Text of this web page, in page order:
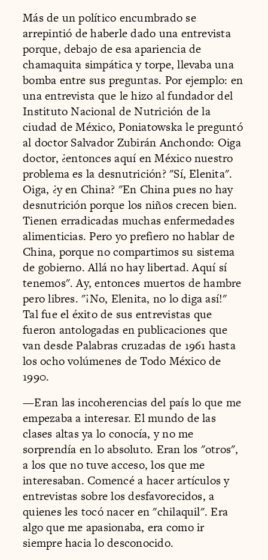
Más de un político encumbrado se
arrepintió de haberle dado una entrevista
porque, debajo de esa apariencia de
chamaquita simpática y torpe, llevaba una
bomba entre sus preguntas. Por ejemplo: en
una entrevista que le hizo al fundador del
Instituto Nacional de Nutrición de la
ciudad de México, Poniatowska le preguntó
al doctor Salvador Zubirán Anchondo: Oiga
doctor, ¿entonces aquí en México nuestro
problema es la desnutrición? "Sí, Elenita".
Oiga, ¿y en China? "En China pues no hay
desnutrición porque los niños crecen bien.
Tienen erradicadas muchas enfermedades
alimenticias. Pero yo prefiero no hablar de
China, porque no compartimos su sistema
de gobierno. Allá no hay libertad. Aquí sí
tenemos". Ay, entonces muertos de hambre
pero libres. "¡No, Elenita, no lo diga así!"
Tal fue el éxito de sus entrevistas que
fueron antologadas en publicaciones que
van desde Palabras cruzadas de 1961 hasta
los ocho volúmenes de Todo México de
1990.
—Eran las incoherencias del país lo que me
empezaba a interesar. El mundo de las
clases altas ya lo conocía, y no me
sorprendía en lo absoluto. Eran los "otros",
a los que no tuve acceso, los que me
interesaban. Comencé a hacer artículos y
entrevistas sobre los desfavorecidos, a
quienes les tocó nacer en "chilaquil". Era
algo que me apasionaba, era como ir
siempre hacia lo desconocido.